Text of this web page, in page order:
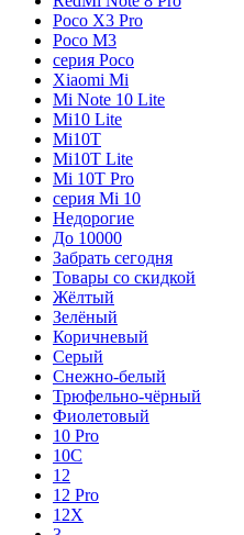
Poco X3 Pro
Poco M3
серия Poco
Xiaomi Mi
Mi Note 10 Lite
Mi10 Lite
Mi10T
Mi10T Lite
Mi 10T Pro
серия Mi 10
Недорогие
До 10000
Забрать сегодня
Товары со скидкой
Жёлтый
Зелёный
Коричневый
Серый
Снежно-белый
Трюфельно-чёрный
Фиолетовый
10 Pro
10C
12
12 Pro
12X